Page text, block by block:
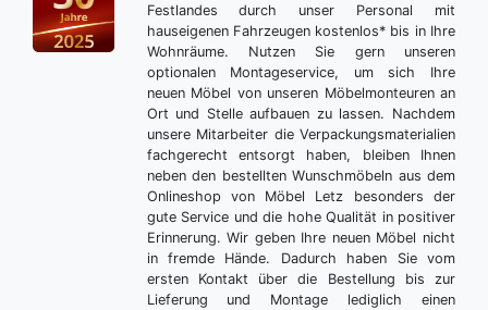
Festlandes durch unser Personal mit
hauseigenen Fahrzeugen kostenlos* bis in Ihre
Wohnräume. Nutzen Sie gern unseren
optionalen Montageservice, um sich Ihre
neuen Möbel von unseren Möbelmonteuren an
Ort und Stelle aufbauen zu lassen. Nachdem
unsere Mitarbeiter die Verpackungsmaterialien
fachgerecht entsorgt haben, bleiben Ihnen
neben den bestellten Wunschmöbeln aus dem
Onlineshop von Möbel Letz besonders der
gute Service und die hohe Qualität in positiver
Erinnerung. Wir geben Ihre neuen Möbel nicht
in fremde Hände. Dadurch haben Sie vom
ersten Kontakt über die Bestellung bis zur
Lieferung und Montage lediglich einen